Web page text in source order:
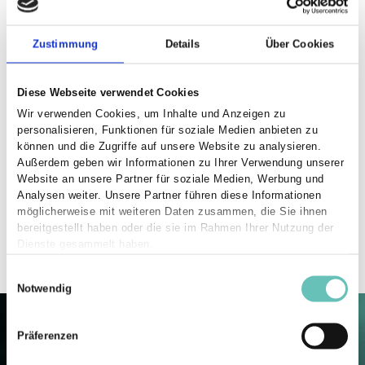
Zustimmung Details Über Cookies
Diese Webseite verwendet Cookies
Wir verwenden Cookies, um Inhalte und Anzeigen zu
personalisieren, Funktionen für soziale Medien anbieten zu
können und die Zugriffe auf unsere Website zu analysieren.
Außerdem geben wir Informationen zu Ihrer Verwendung unserer
Website an unsere Partner für soziale Medien, Werbung und
Analysen weiter. Unsere Partner führen diese Informationen
möglicherweise mit weiteren Daten zusammen, die Sie ihnen
bereitgestellt haben oder die sie im Rahmen Ihrer Nutzung der
Dienste gesammelt haben.
i
Notwendig
Präferenzen
Stunden, um dich auf die praktische Prüfung
optimal vorzubereiten.
• zweimonatiger Lehrgang bei DU LEHRST
• Theorie: Verkehrsverhalten, Pädagogik,
Technik & Recht speziell auf die Klasse C/CE
zugeschnitten
• Praxis: Fahrstunden als Vorbereitung auf die
praktische Prüfung
• Abschluss: theoretische Fachkundeprüfung
und praktische Fahr-Prüfung